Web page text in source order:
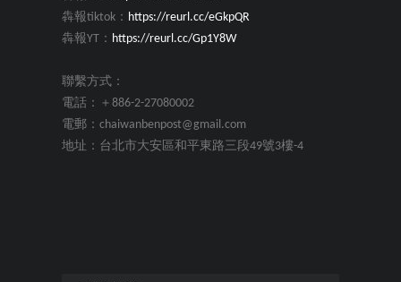
犇報tiktok： https://reurl.cc/eGkpQR
犇報YT： https://reurl.cc/Gp1Y8W
聯繫方式：
電話：＋886-2-27080002
電郵：chaiwanbenpost@gmail.com
地址：台北市大安區和平東路三段49號3樓-4